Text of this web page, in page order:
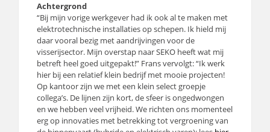
Achtergrond
“Bij mijn vorige werkgever had ik ook al te maken met
elektrotechnische installaties op schepen. Ik hield mij
daar vooral bezig met aandrijvingen voor de
visserijsector. Mijn overstap naar SEKO heeft wat mij
betreft heel goed uitgepakt!” Frans vervolgt: “Ik werk
hier bij een relatief klein bedrijf met mooie projecten!
Op kantoor zijn we met een klein select groepje
collega’s. De lijnen zijn kort, de sfeer is ongedwongen
en we hebben veel vrijheid. We richten ons momenteel
erg op innovaties met betrekking tot vergroening van